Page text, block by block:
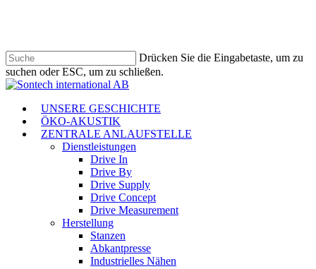
Drücken Sie die Eingabetaste, um zu
suchen oder ESC, um zu schließen.
Suche
Menü
UNSERE GESCHICHTE
ÖKO-AKUSTIK
ZENTRALE ANLAUFSTELLE
Dienstleistungen
Drive In
Drive By
Drive Supply
Drive Concept
Drive Measurement
Herstellung
Stanzen
Abkantpresse
Industrielles Nähen